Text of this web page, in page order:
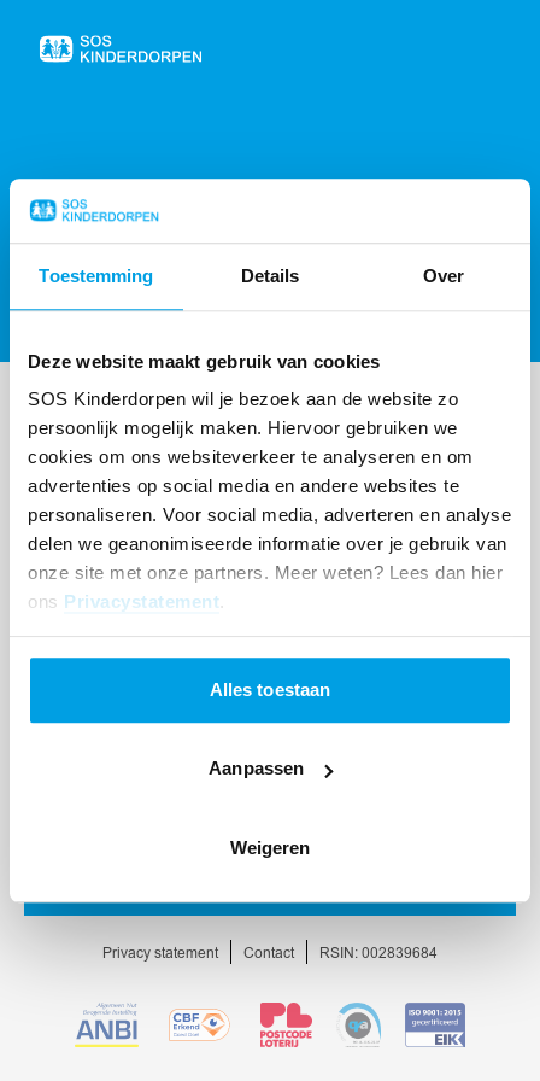
Toestemming Details Over
Deze website maakt gebruik van cookies
SOS Kinderdorpen wil je bezoek aan de website zo
persoonlijk mogelijk maken. Hiervoor gebruiken we
cookies om ons websiteverkeer te analyseren en om
advertenties op social media en andere websites te
personaliseren. Voor social media, adverteren en analyse
delen we geanonimiseerde informatie over je gebruik van
onze site met onze partners. Meer weten? Lees dan hier
ons Privacystatement.
Alles toestaan
Aanpassen
Weigeren
Naar
404, PAGINA NIET GEVONDEN
probeer de homepaginaofneem contact op
naar
homepage
Privacy statement Contact RSIN: 002839684